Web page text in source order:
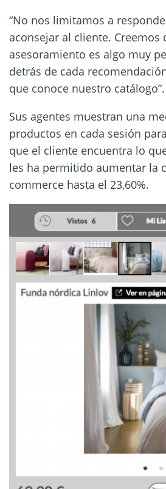
“No nos limitamos a
aconsejar al cliente. Creemos
asesoramiento es algo muy
detrás de cada
que conoce nuestro catálogo”.
Sus agentes muestran una
productos en cada sesión
que el cliente encuentra lo
les ha permitido aumentar la
commerce hasta el 23,60%.